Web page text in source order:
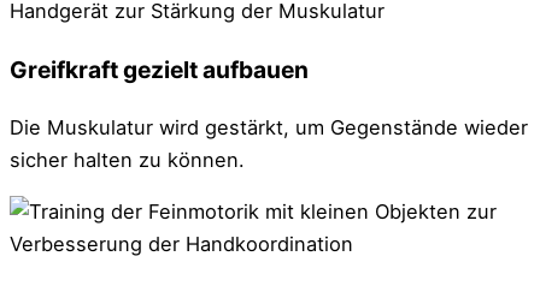
Greifkraft gezielt aufbauen
Die Muskulatur wird gestärkt, um Gegenstände wieder
sicher halten zu können.